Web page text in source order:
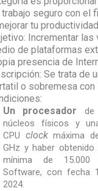
seguro con el
tu
Incrementar las
de plataformas
presencia de
Se trata de
o sobremesa
Un procesador
núcleos físicos y
CPU clockmáxima
GHz y haber obtenido
mínima de 15.000
Software, con fecha
2024.